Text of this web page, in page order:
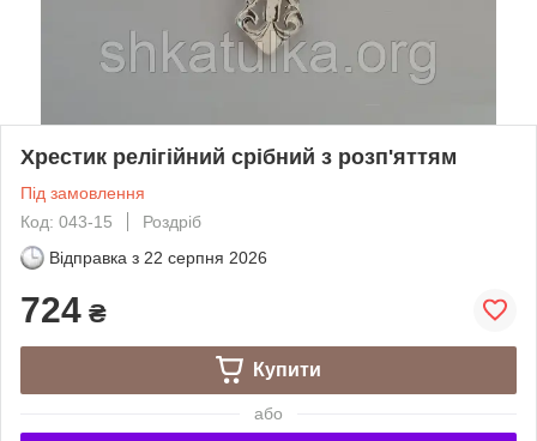
Хрестик релігійний срібний з розп'яттям
Під замовлення
Код: 043-15
Роздріб
Відправка з 22 серпня 2026
724 ₴
Купити
або